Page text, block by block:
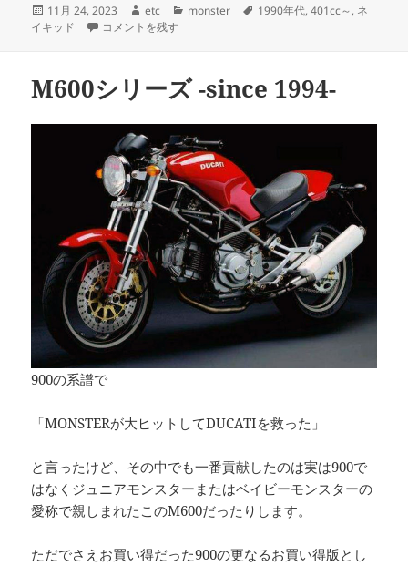
投
稿
11月 24, 2023
作
成
etc
カ
ー
monster
タ
1990年代,401cc～, ネ
イキッド
MONSTER750シリーズ -since 1996- に
コメントを残す
M600シリーズ -since 1994-
900の系譜で
「MONSTERが大ヒットしてDUCATIを救った」
と言ったけど、その中でも一番貢献したのは実は900で
はなくジュニアモンスターまたはベイビーモンスターの
愛称で親しまれたこのM600だったりします。
ただでさえお買い得だった900の更なるお買い得版とし